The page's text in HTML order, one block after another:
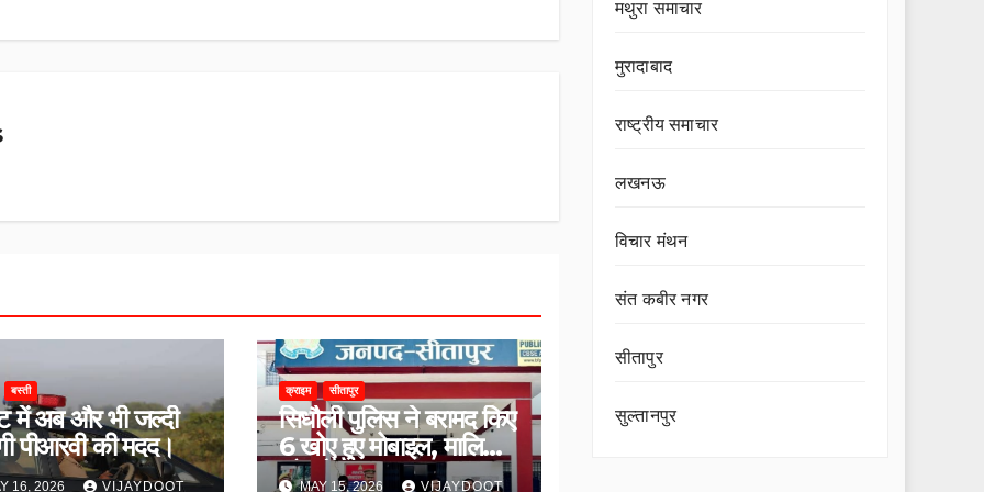
बस्ती
अब और भी जल्दी
पीआरवी की मदद।
16, 2026 VIJAYDOOT
क्राइम सीतापुर
सिधौली पुलिस ने बरामद किए
6 खोए हुए मोबाइल, मालिकों
को सौंपे।
MAY 15, 2026 VIJAYDOOT
मथुरा समाचार
मुरादाबाद
राष्ट्रीय समाचार
लखनऊ
विचार मंथन
संत कबीर नगर
सीतापुर
सुल्तानपुर